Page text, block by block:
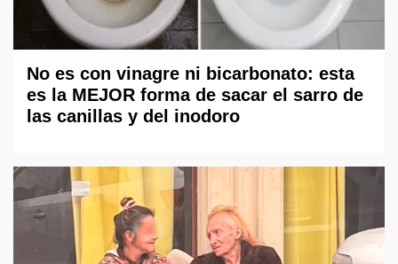
No es con vinagre ni bicarbonato: esta
es la MEJOR forma de sacar el sarro de
las canillas y del inodoro